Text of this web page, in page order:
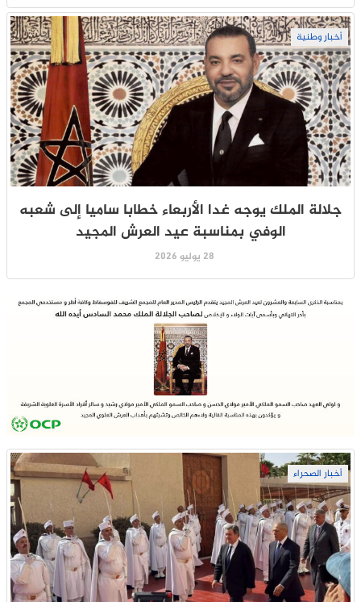
أخبار وطنية
جلالة الملك يوجه غدا الأربعاء خطابا ساميا إلى شعبه
الوفي بمناسبة عيد العرش المجيد
28 يوليو 2026
أخبار الصحراء